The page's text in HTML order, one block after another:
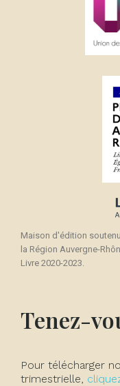
Maison d'édition
la Région Auvergne-
Livre 2020-2023.
Tenez-
Pour télécharger
trimestrielle,